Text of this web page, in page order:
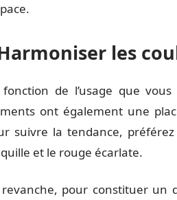
les
fonction de l’usage que
ont également une
suivre la tendance,
et le rouge écarlate.
revanche, pour constituer un